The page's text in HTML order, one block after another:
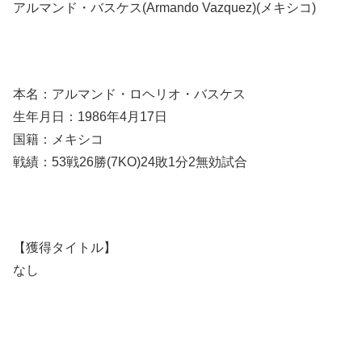
アルマンド・バスケス(Armando Vazquez)(メキシコ)
本名：アルマンド・ロヘリオ・バスケス
生年月日：1986年4月17日
国籍：メキシコ
戦績：53戦26勝(7KO)24敗1分2無効試合
【獲得タイトル】
なし